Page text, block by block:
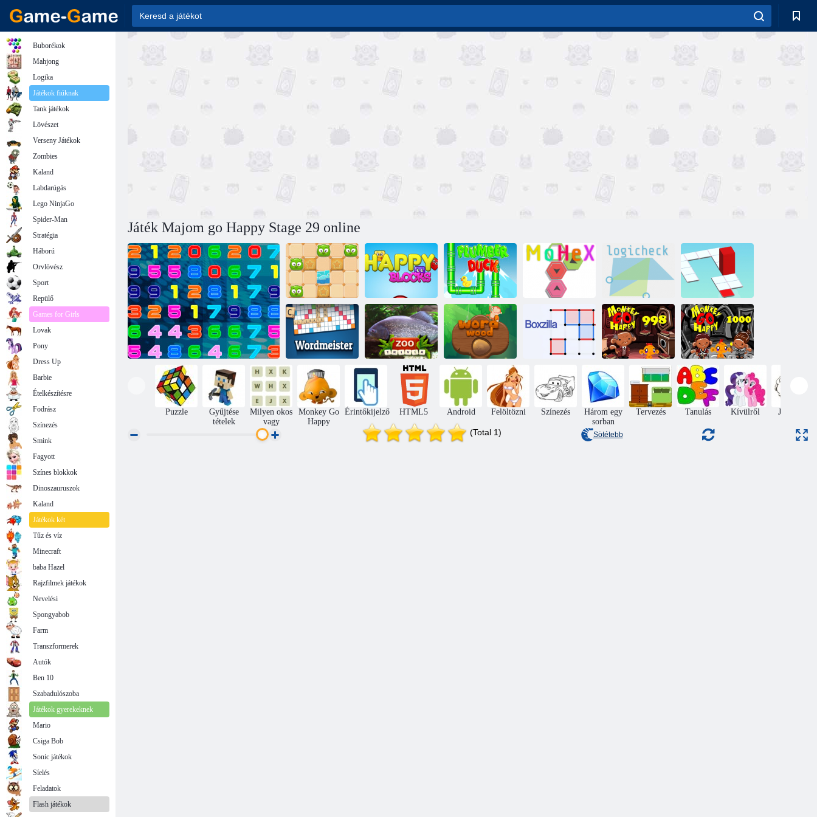
Játék Majom go Happy Stage 29 online
Édes Jelly Boldog Blocks
Vízvezeték-
kacsa
Mohex Logcheck
Bloxorz: Roll a
blokk
Szószerző Állatkert trivia Word Wood Boxzilla
Monkey Go
Happy Stage
998
Monkey Go
Happy Stage
1000
Puzzle
Gyűjtése
tételek
Milyen okos
vagy
Monkey Go
Happy
Érintőkijelző HTML5 Android Felöltözni Színezés
Három egy
sorban
Tervezés Tanulás Kívülről Jumping
(Total 1) Sötétebb
Buborékok
Mahjong
Logika
Játékok fiúknak
Tank játékok
Lövészet
Verseny Játékok
Zombies
Kaland
Labdarúgás
Lego NinjaGo
Spider-Man
Stratégia
Háború
Orvlövész
Sport
Repülő
Games for Girls
Lovak
Pony
Dress Up
Barbie
Ételkészítésre
Fodrász
Színezés
Smink
Fagyott
Színes blokkok
Dinoszauruszok
Kaland
Játékok két
Tűz és víz
Minecraft
baba Hazel
Rajzfilmek játékok
Nevelési
Spongyabob
Farm
Transzformerek
Autók
Ben 10
Szabadulószoba
Játékok gyerekeknek
Mario
Csiga Bob
Sonic játékok
Síelés
Feladatok
Flash játékok